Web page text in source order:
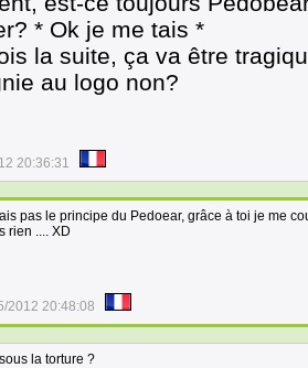
* Ok je me tais *
la suite, ça va être
au logo non?
20:36:31
pas le principe du Pedoear, grâce à toi je me
rien .... XD
2012 20:48:08
la torture ?